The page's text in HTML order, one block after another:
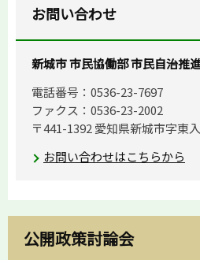
お問い合わせ
新城市 市民協働部 市民自治推
電話番号：0536-23-7697
ファクス：0536-23-2002
〒441-1392 愛知県新城市字東
お問い合わせはこちらから
公開政策討論会